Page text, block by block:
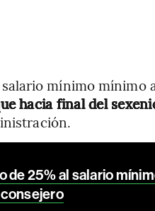
salario mínimo mínimo
hacia final del
de 25% al salario